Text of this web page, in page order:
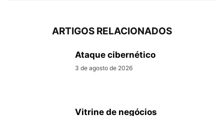
ARTIGOS RELACIONADOS
Ataque cibernético
3 de agosto de 2026
Vitrine de negócios